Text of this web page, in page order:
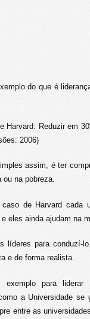
do que é
Harvard: Reduzir em
2006)
assim, é ter
ou na pobreza.
de Harvard cada
eles ainda ajudam na
líderes para conduzí-
e de forma realista.
exemplo para
a Universidade se
entre as